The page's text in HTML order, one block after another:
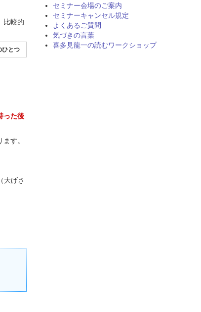
比較的
ひとつ
った後
す。
大げさ
セミナー会場のご案内
セミナーキャンセル規定
よくあるご質問
気づきの言葉
喜多見龍一の読むワークショップ